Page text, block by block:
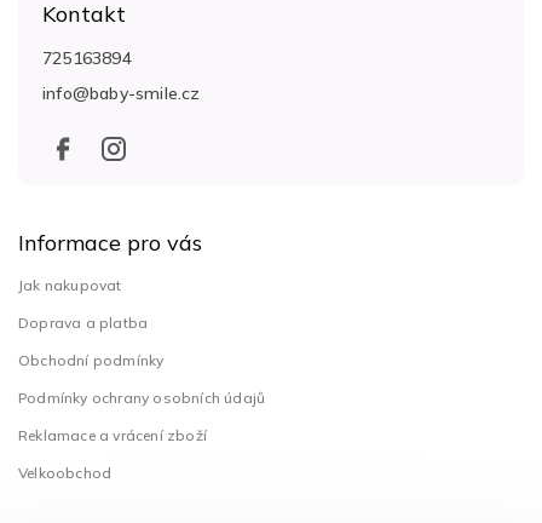
Kontakt
info@baby-smile.cz
725163894
Informace pro vás
Jak nakupovat
Doprava a platba
Obchodní podmínky
Podmínky ochrany osobních údajů
Reklamace a vrácení zboží
Velkoobchod